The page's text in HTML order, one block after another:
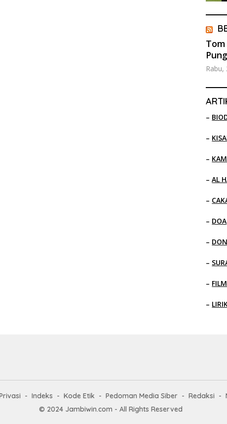
Rabu,
–
–
–
–AL
–
– DOA
–
–
– FILM
–
Indeks Kode Etik Pedoman Media Siber Redaksi
© 2024 Jambiwin.com - All Rights Reserved